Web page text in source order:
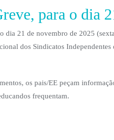
para o dia
21 de novembro de 2025
dos Sindicatos
os pais/EE peçam
frequentam.